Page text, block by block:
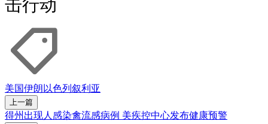
击行动
美国伊朗以色列 叙利亚
上一篇
得州出现人感染禽流感病例 美疾控中心发布健康预警